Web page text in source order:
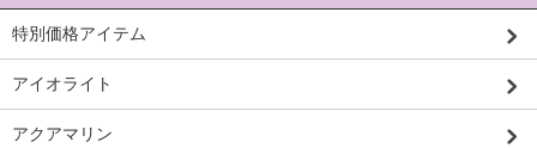
特別価格アイテム
アイオライト
アクアマリン